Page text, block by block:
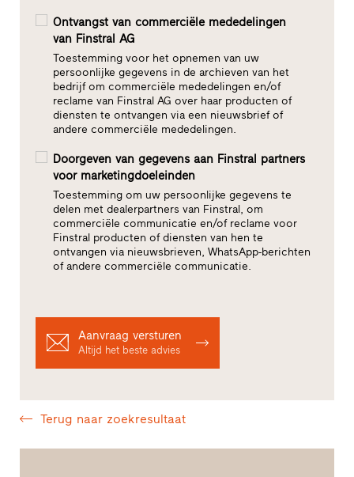
Ontvangst van commerciële mededelingen
van Finstral AG
Toestemming voor het opnemen van uw
persoonlijke gegevens in de archieven van het
bedrijf om commerciële mededelingen en/of
reclame van Finstral AG over haar producten of
diensten te ontvangen via een nieuwsbrief of
andere commerciële mededelingen.
Doorgeven van gegevens aan Finstral partners
voor marketingdoeleinden
Toestemming om uw persoonlijke gegevens te
delen met dealerpartners van Finstral, om
commerciële communicatie en/of reclame voor
Finstral producten of diensten van hen te
ontvangen via nieuwsbrieven, WhatsApp-berichten
of andere commerciële communicatie.
Aanvraag versturen
Altijd het beste advies
Terug naar zoekresultaat